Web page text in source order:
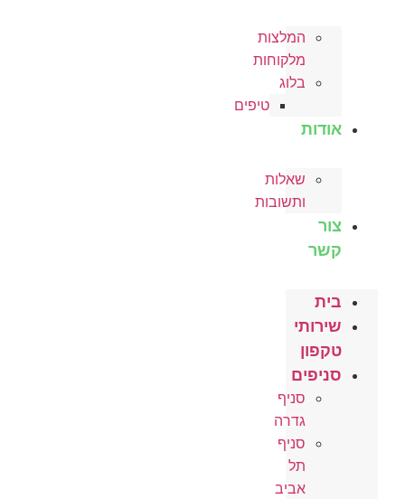
המלצות
מלקוחות
בלוג
טיפים
אודות
שאלות
ותשובות
צור
קשר
בית
שירותי
טקפון
סניפים
סניף
גדרה
סניף
אביב